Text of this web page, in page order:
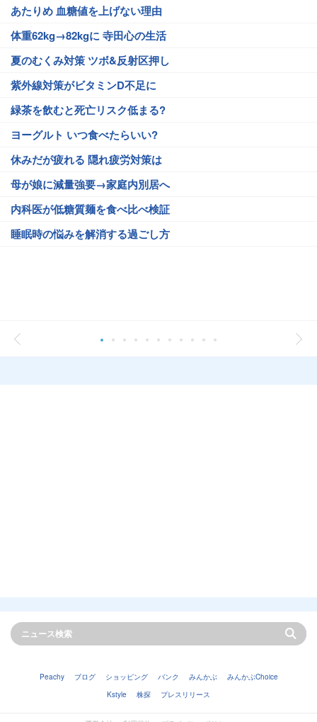
あたりめ 血糖値を上げない理由
体重62kg→82kgに 寺田心の生活
夏のむくみ対策 ツボ&反射区押し
紫外線対策がビタミンD不足に
緑茶を飲むと死亡リスク低まる?
ヨーグルト いつ食べたらいい?
休みだが疲れる 隠れ疲労対策は
母が娘に減量強要→家庭内別居へ
内科医が低糖質麺を食べ比べ検証
睡眠時の悩みを解消する過ごし方
Peachy ブログ ショッピング バンク みんかぶ
みんかぶChoice
Kstyle
株探 プレスリリース